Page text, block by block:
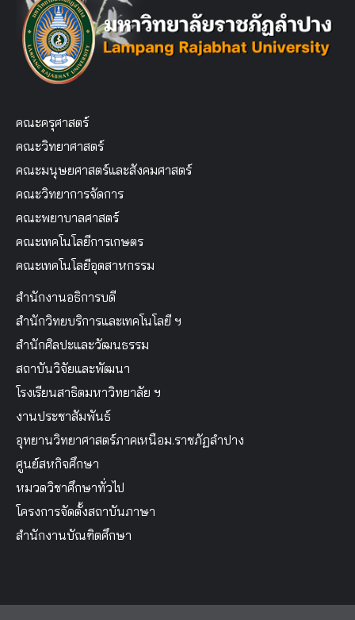
คณะครุศาสตร์
คณะวิทยาศาสตร์
คณะมนุษยศาสตร์และสังคมศาสตร์
คณะวิทยาการจัดการ
คณะพยาบาลศาสตร์
คณะเทคโนโลยีการเกษตร
คณะเทคโนโลยีอุตสาหกรรม
สำนักงานอธิการบดี
สำนักวิทยบริการและเทคโนโลยี ฯ
สำนักศิลปะและวัฒนธรรม
สถาบันวิจัยและพัฒนา
โรงเรียนสาธิตมหาวิทยาลัย ฯ
งานประชาสัมพันธ์
อุทยานวิทยาศาสตร์ภาคเหนือม.ราชภัฏลำปาง
ศูนย์สหกิจศึกษา
หมวดวิชาศึกษาทั่วไป
โครงการจัดตั้งสถาบันภาษา
สำนักงานบัณฑิตศึกษา